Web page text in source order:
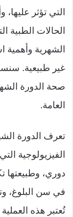
التي تؤثر
الحالات الطبية
الشهرية
غير طبيعية.
صحة الدورة
العامة.
تعرف الدورة
الفيزيولوجية
دوري، وطبيعتها
في سن البلوغ،
تُعتبر هذه